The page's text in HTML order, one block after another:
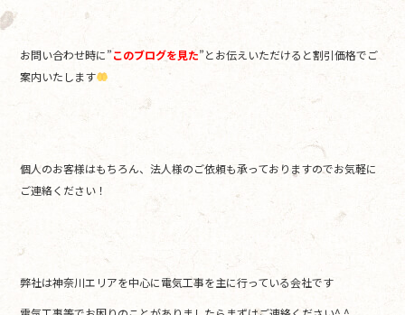
お問い合わせ時に”このブログを見た”とお伝えいただけると割引価格でご
案内いたします
個人のお客様はもちろん、法人様のご依頼も承っておりますのでお気軽に
ご連絡ください！
弊社は神奈川エリアを中心に電気工事を主に行っている会社です